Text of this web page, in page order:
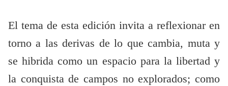
El tema de esta edición invita a reflexionar en
torno a las derivas de lo que cambia, muta y
se hibrida como un espacio para la libertad y
la conquista de campos no explorados; como